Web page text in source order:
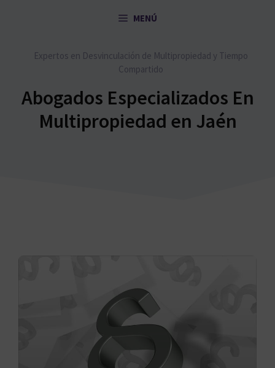
MENÚ
Expertos en Desvinculación de Multipropiedad y Tiempo
Compartido
Abogados Especializados En
Multipropiedad en Jaén